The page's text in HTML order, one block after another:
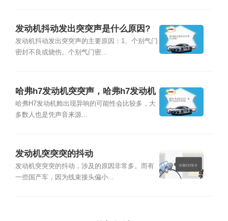
发动机抖动发出突突声是什么原因?
发动机抖动发出突突声的主要原因：1、个别气门
密封不良或烧伤。个别气门密...
哈弗h7发动机突突声，哈弗h7发动机
口哨声音
哈弗H7发动机舱出现异响的可能性会比较多，大
多数人也是凭声音来源...
发动机突突突的抖动
发动机突突突的抖动，涉及的原因非常多。而有
一些国产车，因为线束接头偏小...